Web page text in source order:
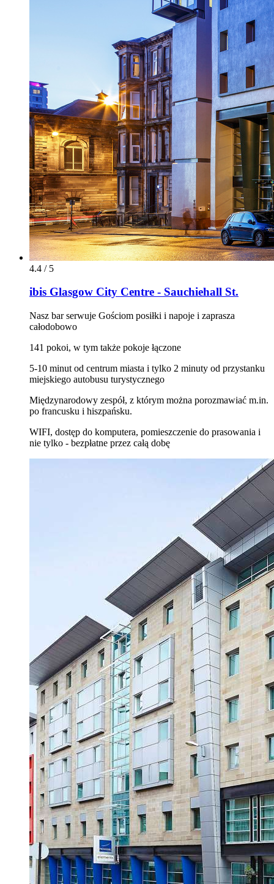
4.4 / 5
ibis Glasgow City Centre - Sauchiehall St.
Nasz bar serwuje Gościom posiłki i napoje i zaprasza
całodobowo
141 pokoi, w tym także pokoje łączone
5-10 minut od centrum miasta i tylko 2 minuty od przystanku
miejskiego autobusu turystycznego
Międzynarodowy zespół, z którym można porozmawiać m.in.
po francusku i hiszpańsku.
WIFI, dostęp do komputera, pomieszczenie do prasowania i
nie tylko - bezpłatne przez całą dobę